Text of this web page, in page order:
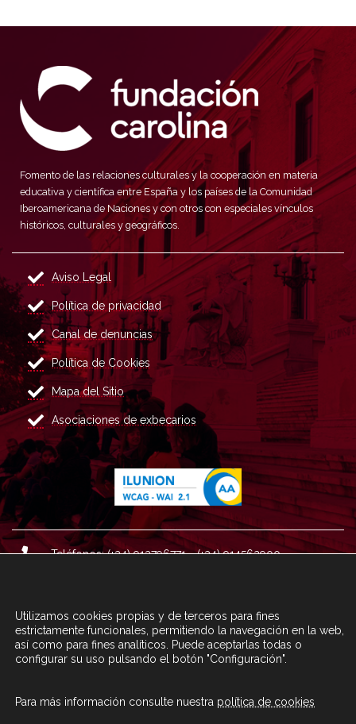
Fomento de las relaciones culturales y la cooperación en materia
educativa y científica entre España y los países de la Comunidad
Iberoamericana de Naciones y con otros con especiales vínculos
históricos, culturales y geográficos.
Aviso Legal
Política de privacidad
Canal de denuncias
Política de Cookies
Mapa del Sitio
Asociaciones de exbecarios
Teléfonos: (+34) 913796771 - (+34) 914562900
Correo : informacion@fundacioncarolina.es
CONTACTA CON FCA TRAVÉS DEL
Utilizamos cookies propias y de terceros para fines
estrictamente funcionales, permitiendo la navegación en la web,
así como para fines analíticos. Puede aceptarlas todas o
configurar su uso pulsando el botón "Configuración".
Para más información consulte nuestra política de cookies